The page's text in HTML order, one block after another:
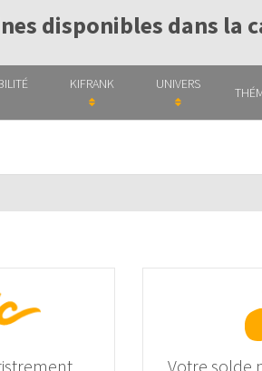
disponibles dans la
KIFRANK UNIVERS
Votre solde